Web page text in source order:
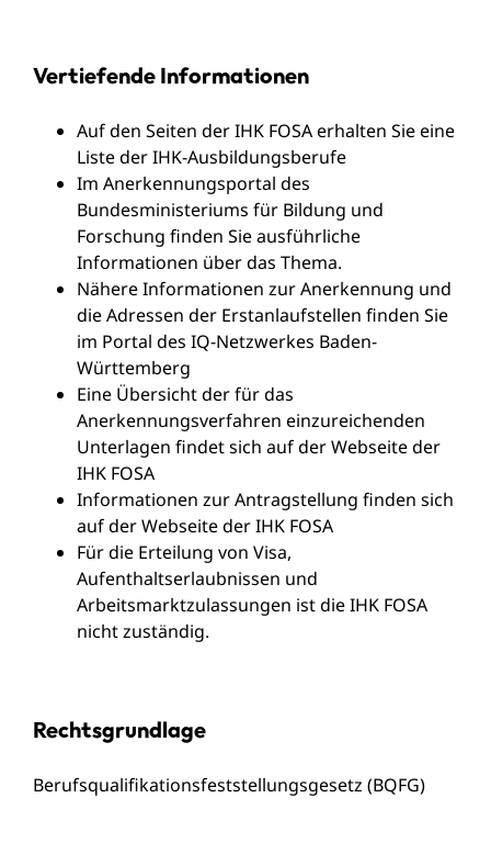
Vertiefende Informationen
Auf den Seiten der IHK FOSA erhalten Sie eine
Liste der IHK-Ausbildungsberufe
Im Anerkennungsportal des
Bundesministeriums für Bildung und
Forschung finden Sie ausführliche
Informationen über das Thema.
Nähere Informationen zur Anerkennung und
die Adressen der Erstanlaufstellen finden Sie
im Portal des IQ-Netzwerkes Baden-
Württemberg
Eine Übersicht der für das
Anerkennungsverfahren einzureichenden
Unterlagen findet sich auf derWebseite der
IHK FOSA
Informationen zur Antragstellung finden sich
auf derWebseite der IHK FOSA
Für die Erteilung von Visa,
Aufenthaltserlaubnissen und
Arbeitsmarktzulassungen ist die IHK FOSA
nicht zuständig.
Rechtsgrundlage
Berufsqualifikationsfeststellungsgesetz (BQFG)